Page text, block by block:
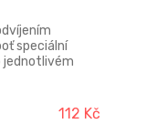
speciální
jednotlivém
112 Kč